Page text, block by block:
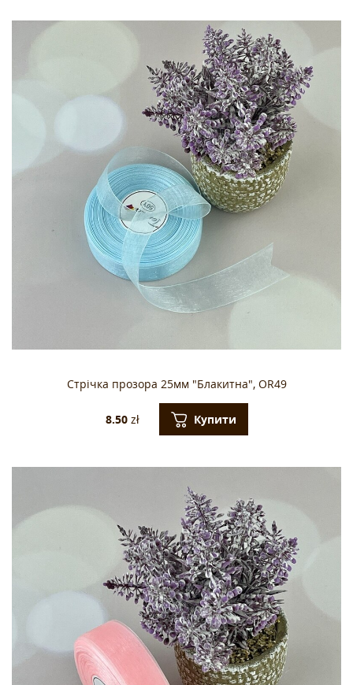
Стрічка прозора 25мм "Блакитна", OR49
8.50zł Купити